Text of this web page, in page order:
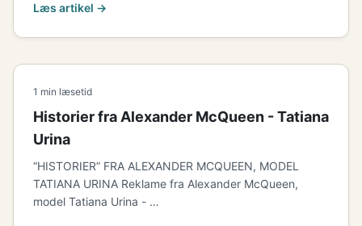
Læs artikel →
1 min læsetid
Historier fra Alexander McQueen - Tatiana
Urina
“HISTORIER” FRA ALEXANDER MCQUEEN, MODEL
TATIANA URINA Reklame fra Alexander McQueen,
model Tatiana Urina - …